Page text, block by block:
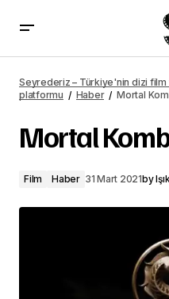
Seyrederiz – Türkiye'nin dizi film
platformu
Haber Mortal
Mortal
Film Haber 31 Mart 2021by